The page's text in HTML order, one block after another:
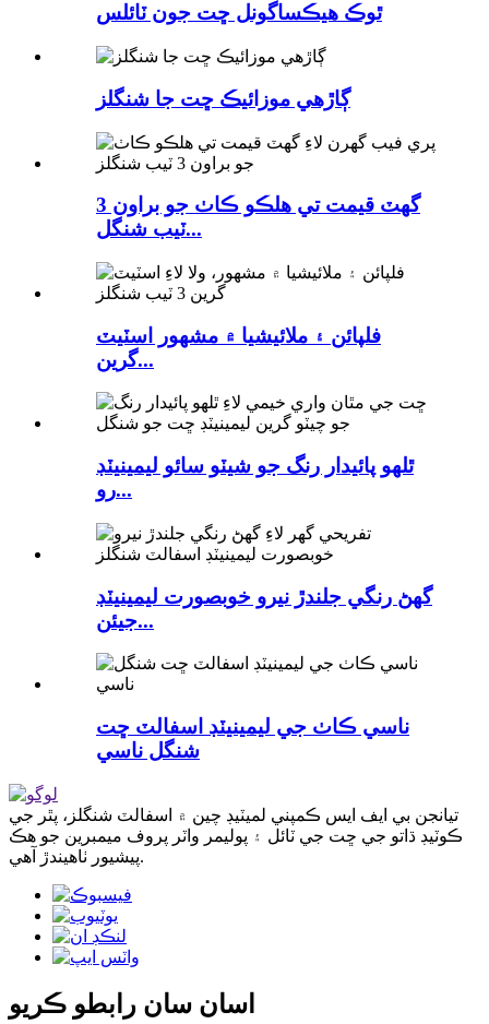
ٿوڪ هيڪساگونل ڇت جون ٽائلس
ڳاڙهي موزائيڪ ڇت جا شنگلز
گھٽ قيمت تي هلڪو ڪاٺ جو براون 3
ٽيب شنگل...
فلپائن ۽ ملائيشيا ۾ مشهور اسٽيٽ
گرين...
ٿلهو پائيدار رنگ جو شيٽو سائو ليمينيٽڊ
رو...
گھڻ رنگي جلندڙ نيرو خوبصورت ليمينيٽڊ
جيئن...
ناسي ڪاٺ جي ليمينيٽڊ اسفالٽ ڇت
شنگل ناسي
تيانجن بي ايف ايس ڪمپني لميٽيڊ چين ۾ اسفالٽ شنگلز، پٿر جي
ڪوٽيڊ ڌاتو جي ڇت جي ٽائل ۽ پوليمر واٽر پروف ميمبرين جو هڪ
پيشيور ٺاهيندڙ آهي.
اسان سان رابطو ڪريو